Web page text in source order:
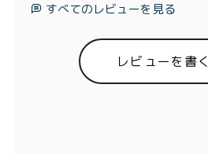
すべてのレビューを見る
レビューを書く